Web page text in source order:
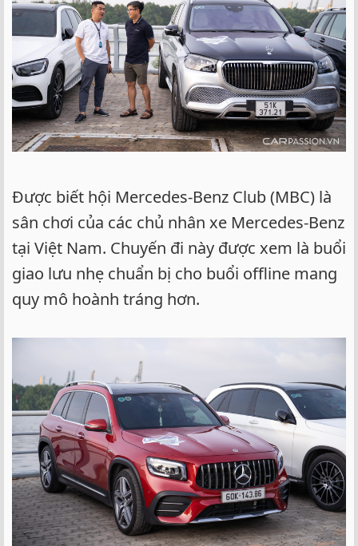
Được biết hội Mercedes-Benz Club (MBC) là
sân chơi của các chủ nhân xe Mercedes-Benz
tại Việt Nam. Chuyến đi này được xem là buổi
giao lưu nhẹ chuẩn bị cho buổi offline mang
quy mô hoành tráng hơn.